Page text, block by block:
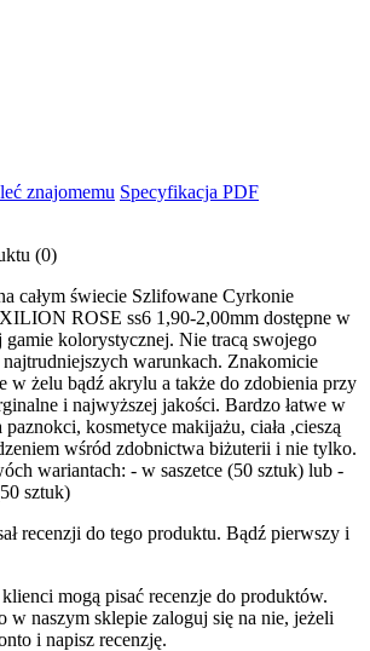
znajomemu Specyfikacja PDF
(0)
całym świecie Szlifowane Cyrkonie
ROSE ss6 1,90-2,00mm dostępne w
gamie kolorystycznej. Nie tracą swojego
warunkach. Znakomicie
w żelu bądź akrylu a także do zdobienia przy
i najwyższej jakości. Bardzo łatwe w
kosmetyce makijażu, ciała ,cieszą
wśród zdobnictwa biżuterii i nie tylko.
wariantach: - w saszetce (50 sztuk) lub -
sztuk)
recenzji do tego produktu. Bądź pierwszy i
mogą pisać recenzje do produktów.
w naszym sklepie zaloguj się na nie, jeżeli
i napisz recenzję.